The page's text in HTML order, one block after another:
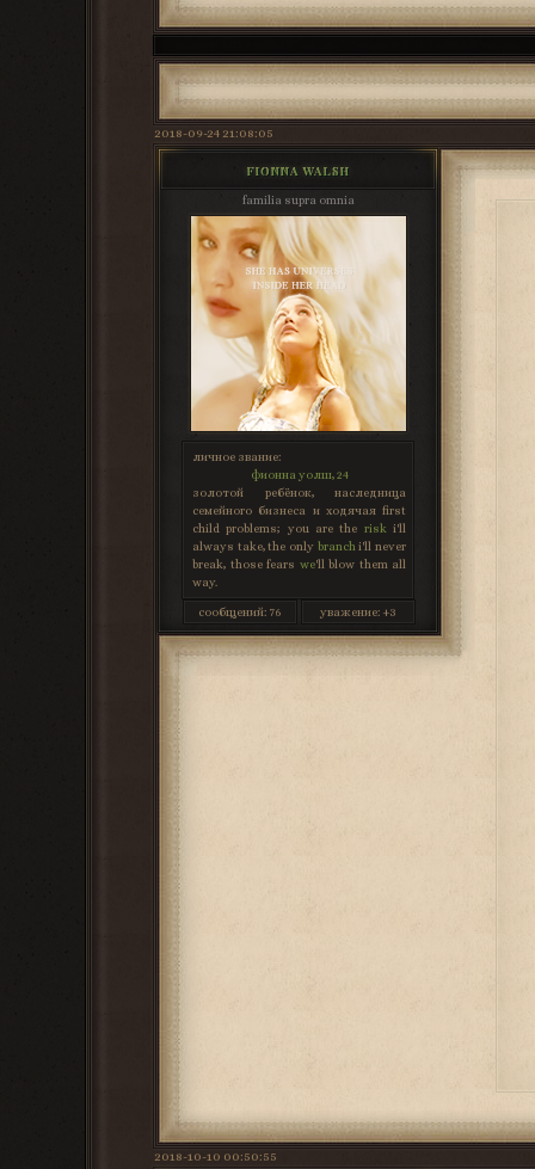
2018-09-24 21:08:05
FIONNA WALSH
familia supra omnia
личное звание:
фионна уолш, 24
золотой ребёнок, наследница
семейного бизнеса и ходячая first
child problems; you are the risk i'll
always take, the only branch i'll never
break, those fears we'll blow them all
way.
сообщений: 76 уважение: +3
2018-10-10 00:50:55